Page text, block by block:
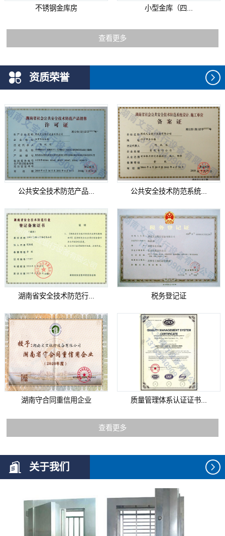
不锈钢金库房 小型金库（四...
查看更多
资质荣誉
公共安全技术防范产品... 公共安全技术防范系统...
湖南省安全技术防范行... 税务登记证
湖南守合同重信用企业 质量管理体系认证证书...
查看更多
关于我们